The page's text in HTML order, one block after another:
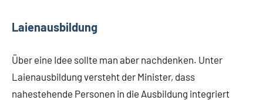
Laienausbildung
Über eine Idee sollte man aber nachdenken. Unter
Laienausbildung versteht der Minister, dass
nahestehende Personen in die Ausbildung integriert